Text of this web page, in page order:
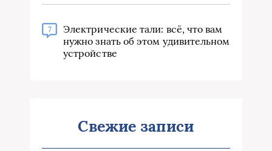
7
Электрические тали: всё, что вам
нужно знать об этом удивительном
устройстве
Свежие записи